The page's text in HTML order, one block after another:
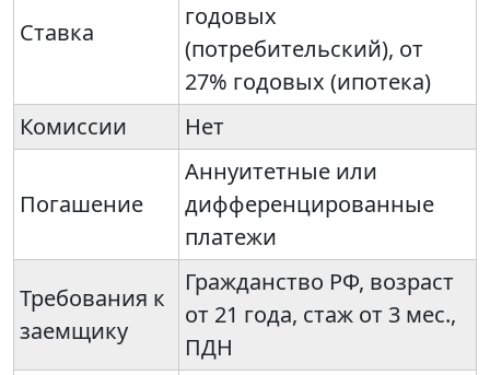
Ставка
годовых
(потребительский), от
27% годовых (ипотека)
Комиссии
Нет
Погашение
Аннуитетные или
дифференцированные
платежи
Требования к
заемщику
Гражданство РФ, возраст
от 21 года, стаж от 3 мес.,
ПДН